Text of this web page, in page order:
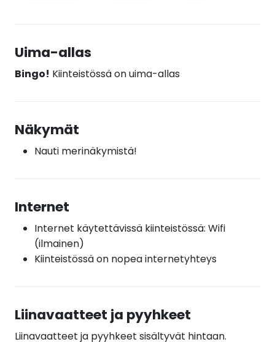
Uima-allas
Bingo! Kiinteistössä on uima-allas
Näkymät
Nauti merinäkymistä!
Internet
Internet käytettävissä kiinteistössä: Wifi
(ilmainen)
Kiinteistössä on nopea internetyhteys
Liinavaatteet ja pyyhkeet
Liinavaatteet ja pyyhkeet sisältyvät hintaan.